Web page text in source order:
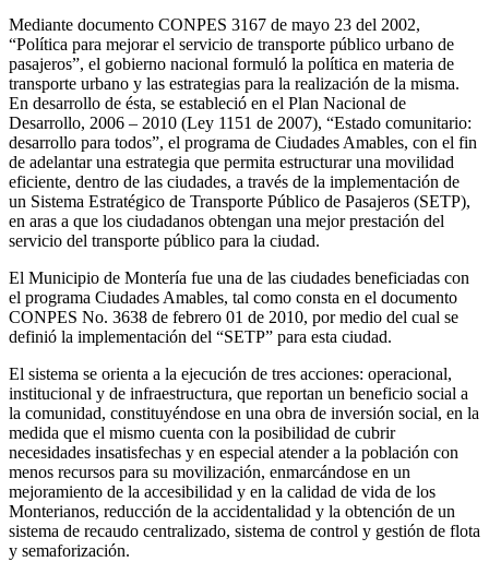
Mediante documento CONPES 3167 de mayo 23 del 2002,
“Política para mejorar el servicio de transporte público urbano de
pasajeros”, el gobierno nacional formuló la política en materia de
transporte urbano y las estrategias para la realización de la misma.
En desarrollo de ésta, se estableció en el Plan Nacional de
Desarrollo, 2006 – 2010 (Ley 1151 de 2007), “Estado comunitario:
desarrollo para todos”, el programa de Ciudades Amables, con el fin
de adelantar una estrategia que permita estructurar una movilidad
eficiente, dentro de las ciudades, a través de la implementación de
un Sistema Estratégico de Transporte Público de Pasajeros (SETP),
en aras a que los ciudadanos obtengan una mejor prestación del
servicio del transporte público para la ciudad.
El Municipio de Montería fue una de las ciudades beneficiadas con
el programa Ciudades Amables, tal como consta en el documento
CONPES No. 3638 de febrero 01 de 2010, por medio del cual se
definió la implementación del “SETP” para esta ciudad.
El sistema se orienta a la ejecución de tres acciones: operacional,
institucional y de infraestructura, que reportan un beneficio social a
la comunidad, constituyéndose en una obra de inversión social, en la
medida que el mismo cuenta con la posibilidad de cubrir
necesidades insatisfechas y en especial atender a la población con
menos recursos para su movilización, enmarcándose en un
mejoramiento de la accesibilidad y en la calidad de vida de los
Monterianos, reducción de la accidentalidad y la obtención de un
sistema de recaudo centralizado, sistema de control y gestión de flota
y semaforización.